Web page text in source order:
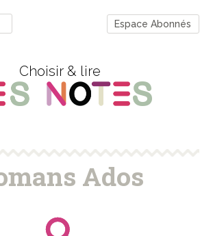
Espace Abonnés
Choisir & lire
Ados